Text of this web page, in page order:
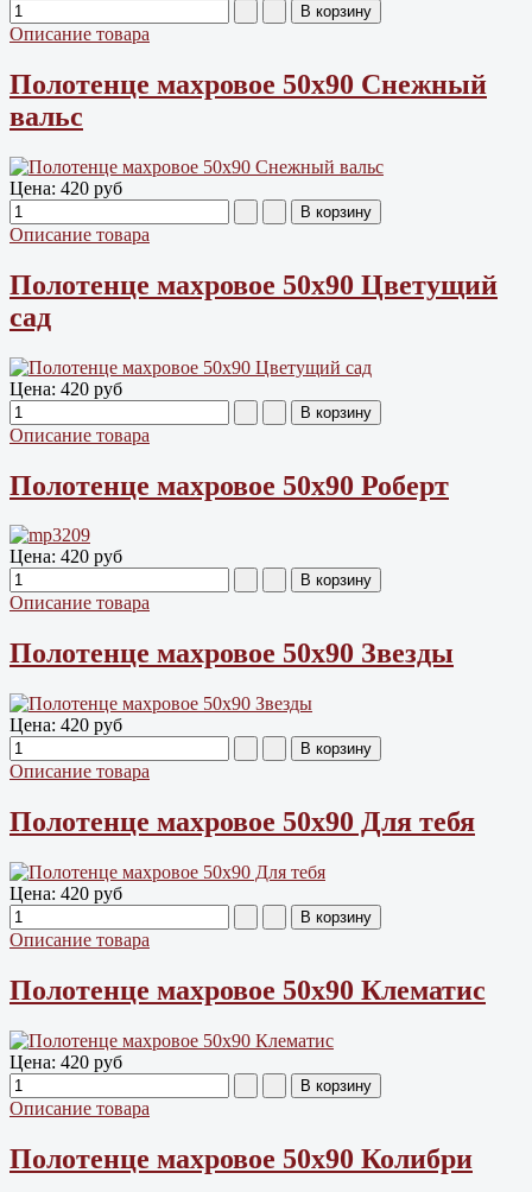
Описание товара
Полотенце махровое 50х90 Снежный
вальс
Цена: 420 руб
Описание товара
Полотенце махровое 50х90 Цветущий
сад
Цена: 420 руб
Описание товара
Полотенце махровое 50х90 Роберт
Цена: 420 руб
Описание товара
Полотенце махровое 50х90 Звезды
Цена: 420 руб
Описание товара
Полотенце махровое 50х90 Для тебя
Цена: 420 руб
Описание товара
Полотенце махровое 50х90 Клематис
Цена: 420 руб
Описание товара
Полотенце махровое 50х90 Колибри